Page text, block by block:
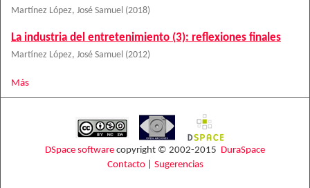
Martínez López, José Samuel (2018)
La industria del entretenimiento (3): reflexiones finales
Martínez López, José Samuel (2012)
Más
DSpace software copyright © 2002-2015 DuraSpace
Contacto| Sugerencias